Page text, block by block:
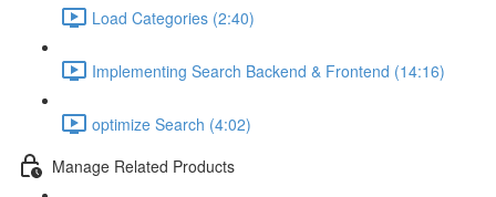
Load Categories (2:40)
Implementing Search Backend & Frontend (14:16)
optimize Search (4:02)
Manage Related Products